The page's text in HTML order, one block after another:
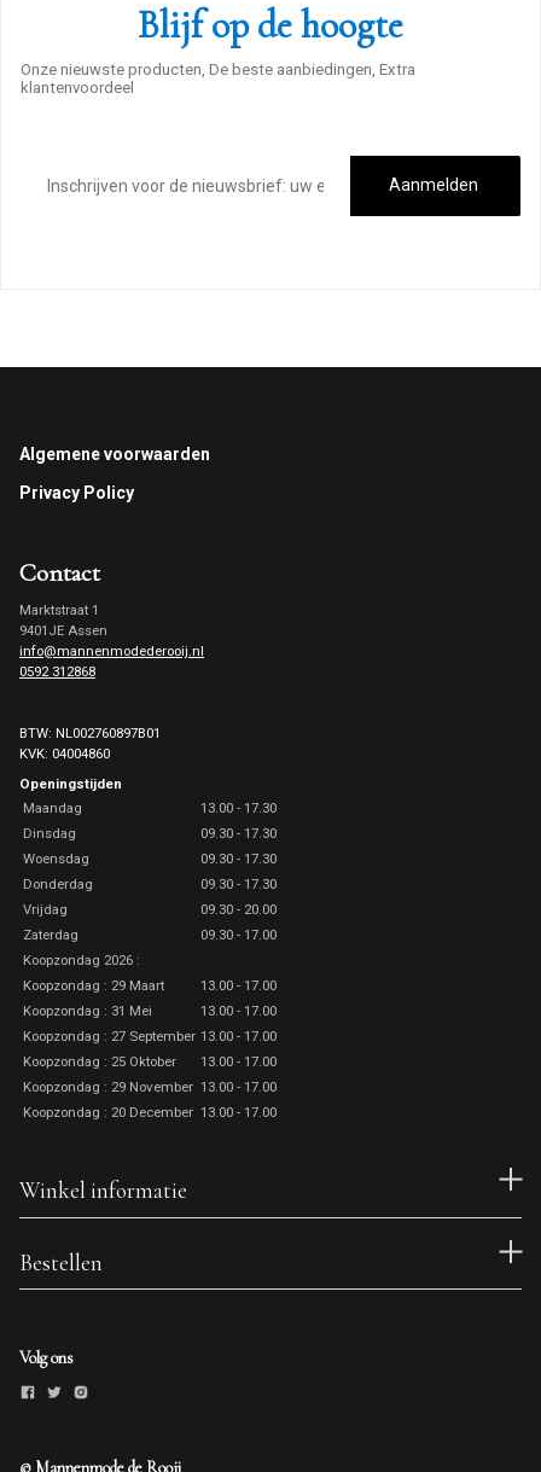
Blijf op de hoogte
Onze nieuwste producten, De beste aanbiedingen, Extra
klantenvoordeel
mailadres
Aanmelden
Footer
Algemene voorwaarden
Privacy Policy
Contact
Marktstraat 1
9401JE Assen
info@mannenmodederooij.nl
0592 312868
BTW: NL002760897B01
KVK: 04004860
Openingstijden
Maandag
13.00 - 17.30
Dinsdag
09.30 - 17.30
Woensdag
09.30 - 17.30
Donderdag
09.30 - 17.30
Vrijdag
09.30 - 20.00
Zaterdag
09.30 - 17.00
Koopzondag 2026 :
Koopzondag : 29 Maart
13.00 - 17.00
Koopzondag : 31 Mei
13.00 - 17.00
Koopzondag : 27 September 13.00 - 17.00
Koopzondag : 25 Oktober
13.00 - 17.00
Koopzondag : 29 November 13.00 - 17.00
Koopzondag : 20 December 13.00 - 17.00
Winkel informatie
Bestellen
Volg ons